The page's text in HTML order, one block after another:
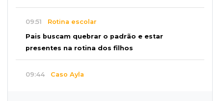
09:51 Rotina escolar
Pais buscam quebrar o padrão e estar
presentes na rotina dos filhos
09:44 Caso Ayla